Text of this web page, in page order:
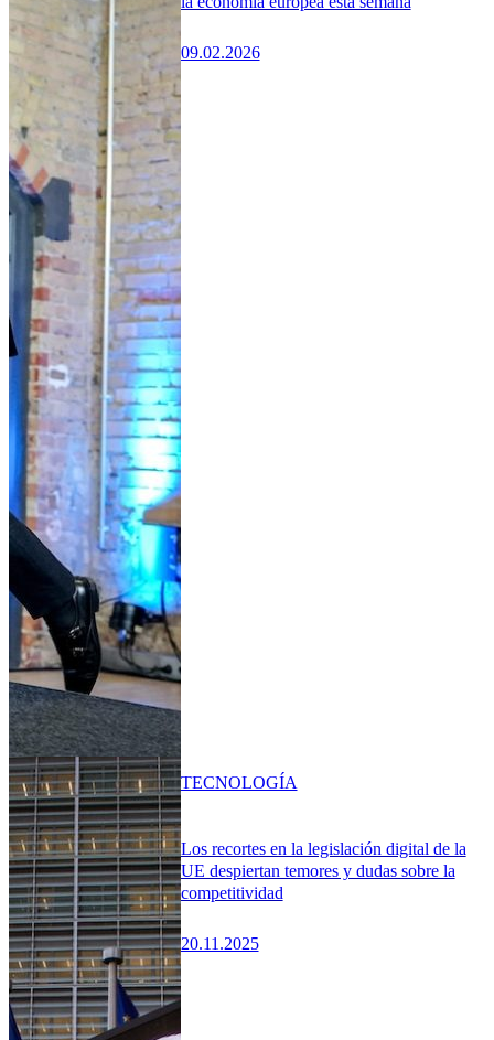
09.02.2026
Los recortes en la legislación digital de la
UE despiertan temores y dudas sobre la
competitividad
20.11.2025
TECNOLOGÍA